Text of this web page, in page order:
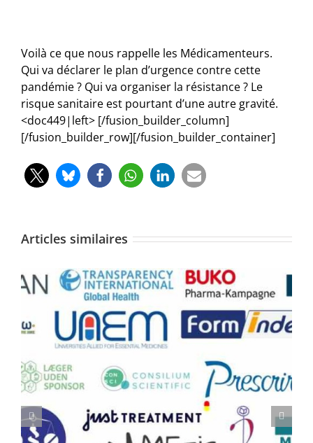
Voilà ce que nous rappelle les Médicamenteurs.
Qui va déclarer le plan d’urgence contre cette
pandémie ? Qui va organiser la résistance ? Le
risque sanitaire est pourtant d’une autre gravité.
<doc449|left> [/fusion_builder_column]
[/fusion_builder_row][/fusion_builder_container]
Articles similaires